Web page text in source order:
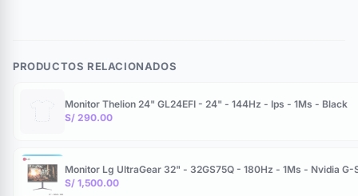
PRODUCTOS RELACIONADOS
Monitor Thelion 24" GL24EFI - 24" - 144Hz - Ips - 1Ms - Black
S/ 290.00
Monitor Lg UltraGear 32" - 32GS75Q - 180Hz - 1Ms - Nvidia
S/ 1,500.00